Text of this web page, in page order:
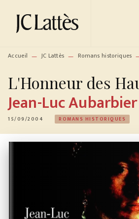
MENU RECHERCHE
PIED DE PAGE
Accueil — JC Lattès — Romans historiques
L'Honneur des
Jean-Luc Aubarbier
15/09/2004 ROMANS HISTORIQUES